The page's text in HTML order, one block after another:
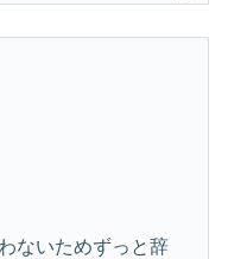
ないためずっと辞